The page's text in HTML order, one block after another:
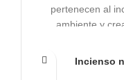
pertenecen al
ambiente y
Incienso